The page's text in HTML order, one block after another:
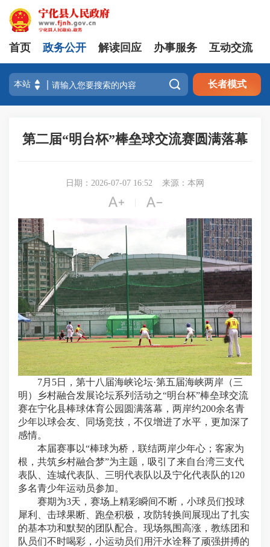
首页 政务公开 解读回应 办事服务 互动交流
 长者模式
第二届“明台杯”棒垒球交流赛圆满落幕
日期：2026-07-07 16:52 来源：本网
 
7月5日，第十八届海峡论坛·第五届海峡两岸（三
明）乡村融合发展论坛系列活动之“明台杯”棒垒球交流
赛在宁化县棒球体育公园圆满落幕，两岸约200余名青
少年以球会友、同场竞技，不仅增进了水平，更加深了
感情。
本届赛事以“棒球为桥，联结两岸少年心；客家为
根，共筑乡村融合梦”为主题，吸引了来自台湾三支代
表队、连城代表队、三明代表队以及宁化代表队的120
多名青少年运动员参加。
赛期为3天，赛场上精彩瞬间不断，小球员们投球
犀利、击球果断、跑垒积极，攻防转换间展现出了扎实
的基本功和默契的团队配合。现场氛围高涨，教练团和
队员们不时喝彩，小运动员们用汗水诠释了顽强拼搏的